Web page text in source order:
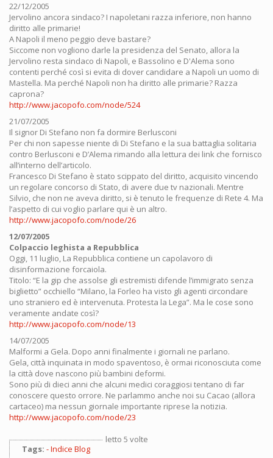
22/12/2005
Jervolino ancora sindaco? I napoletani razza inferiore, non hanno
diritto alle primarie!
A Napoli il meno peggio deve bastare?
Siccome non vogliono darle la presidenza del Senato, allora la
Jervolino resta sindaco di Napoli, e Bassolino e D'Alema sono
contenti perché così si evita di dover candidare a Napoli un uomo di
Mastella. Ma perché Napoli non ha diritto alle primarie? Razza
caprona?
http://www.jacopofo.com/node/524
21/07/2005
Il signor Di Stefano non fa dormire Berlusconi
Per chi non sapesse niente di Di Stefano e la sua battaglia solitaria
contro Berlusconi e D’Alema rimando alla lettura dei link che fornisco
all’interno dell’articolo.
Francesco Di Stefano è stato scippato del diritto, acquisito vincendo
un regolare concorso di Stato, di avere due tv nazionali. Mentre
Silvio, che non ne aveva diritto, si è tenuto le frequenze di Rete 4. Ma
l’aspetto di cui voglio parlare qui è un altro.
http://www.jacopofo.com/node/26
12/07/2005
Colpaccio leghista a Repubblica
Oggi, 11 luglio, La Repubblica contiene un capolavoro di
disinformazione forcaiola.
Titolo: “E la gip che assolse gli estremisti difende l’immigrato senza
biglietto” occhiello “Milano, la Forleo ha visto gli agenti circondare
uno straniero ed è intervenuta. Protesta la Lega”. Ma le cose sono
veramente andate così?
http://www.jacopofo.com/node/13
14/07/2005
Malformi a Gela. Dopo anni finalmente i giornali ne parlano.
Gela, città inquinata in modo spaventoso, è ormai riconosciuta come
la città dove nascono più bambini deformi.
Sono più di dieci anni che alcuni medici coraggiosi tentano di far
conoscere questo orrore. Ne parlammo anche noi su Cacao (allora
cartaceo) ma nessun giornale importante riprese la notizia.
http://www.jacopofo.com/node/23
Tags: Indice Blog
letto 5 volte